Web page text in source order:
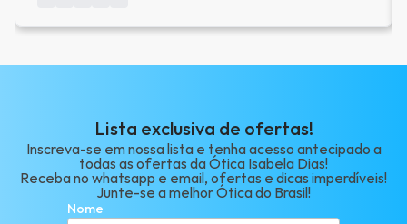
Lista exclusiva de ofertas!
Inscreva-se em nossa lista e tenha acesso antecipado a
todas as ofertas da Ótica Isabela Dias!
Receba no whatsapp e email, ofertas e dicas imperdíveis!
Junte-se a melhor Ótica do Brasil!
Nome